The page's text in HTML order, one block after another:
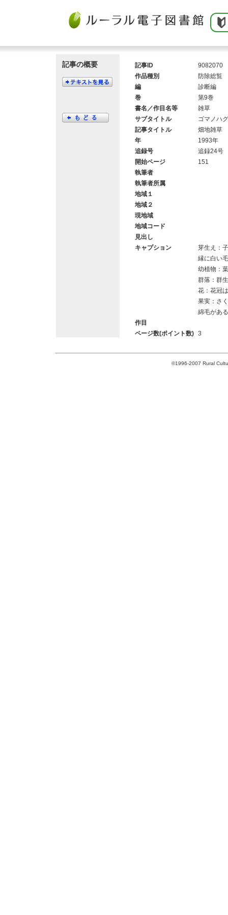
記事の概要 記事ID
9082070
作品種別
防除総覧
編
診断編
巻
第9巻
書名／作目名等
雑草
サブタイトル
ゴマノハ
記事タイトル
畑地雑草
年
1993年
追録号
追録24号
開始ページ
151
執筆者
執筆者所属
地域１
地域２
現地域
地域コード
見出し
キャプション
芽生え：
縁に白い
幼植物：
群落：群
花：花冠
果実：さ
綿毛があ
作目
ページ数(ポイント数)
3
©1996-2007 Rural